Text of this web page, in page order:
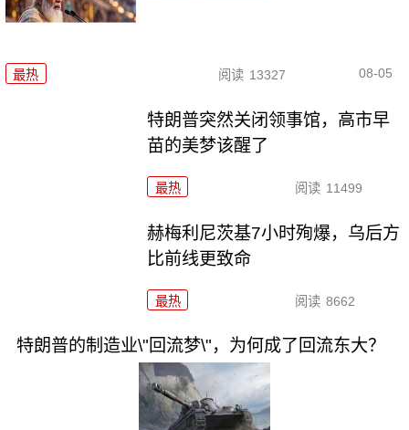
最热 阅读 13327 08-05
特朗普突然关闭领事馆，高市早
苗的美梦该醒了
最热 阅读 11499
赫梅利尼茨基7小时殉爆，乌后方
比前线更致命
最热 阅读 8662
特朗普的制造业\"回流梦\"，为何成了回流东大？